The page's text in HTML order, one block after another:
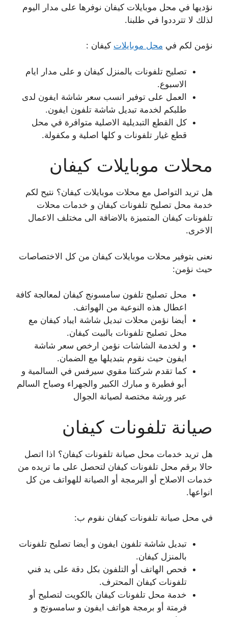
نؤديها في محل موبايلات كيفان نوفرها على مدار اليوم
لذلك لا تترددوا في طلبنا.
نؤمن لكم في محل موبايلات كيفان :
تصليح تلفونات بالمنزل كيفان و على مدار ايام
الاسبوع.
العمل على توفير انسب سعر شاشة ايفون لدى
طلبكم لخدمة تبديل شاشة تلفون ايفون.
كل القطع التبديلية الاصلية متوافرة في محل
قطع غيار تلفونات و كلها اصلية و مكفولة.
محلات موبايلات كيفان
هل تريد التواصل مع محلات موبايلات كيفان؟ نتيح لكم
خدمة محل تصليح تلفونات كيفان و خدمات محلات
تلفونات كيفان المتميزة بالاضافة الى مختلف الاعمال
الاخرى.
نعنى بتوفير محلات موبايلات كيفان من كل الاختصاصات
حيث نؤمن:
محل تصليح تلفون سامسونج كيفان لمعالجة كافة
اعطال هذه النوعية من الهواتف.
أيضا نؤمن محلات تبديل شاشة ايباد كيفان مع
محل تصليح تلفونات بالبيت كيفان.
و لخدمة الشاشات نؤمن ارخص سعر شاشة
ايفون حيث نقوم بتبديلها مع الضمان.
كما تقدم شركتنا مقوي سيرفس في السالمية و
أبو فطيرة و مبارك الكبير والجهراء وصباح السالم
عبر ورشة مختصة لصيانة الجوال
صيانة تلفونات كيفان
هل تريد خدمات محل صيانة تلفونات كيفان؟ اذا اتصل
حالا برقم محل تلفونات كيفان لتحصل على ما تريده من
خدمات الاصلاح أو البرمجة أو الصيانة للهواتف من كل
انواعها.
في محل صيانة تلفونات كيفان نقوم ب:
تبديل شاشة تلفون ايفون و أيضا تصليح تلفونات
بالمنزل كيفان.
فحص الهاتف أو التلفون بكل دقة على يد فني
تلفونات كيفان المحترف.
خدمة محل تلفونات كيفان بالكويت لتصليح أو
فرمتة أو برمجة هواتف ايفون و سامسونج و